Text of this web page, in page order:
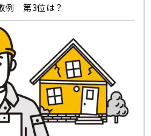
例 第3位は？